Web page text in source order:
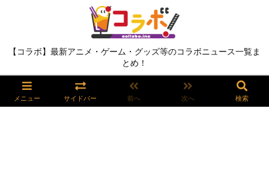
【コラボ】最新アニメ・ゲーム・グッズ等のコラボニュース一覧ま
とめ！
メニュー サイドバー 前へ 次へ 検索